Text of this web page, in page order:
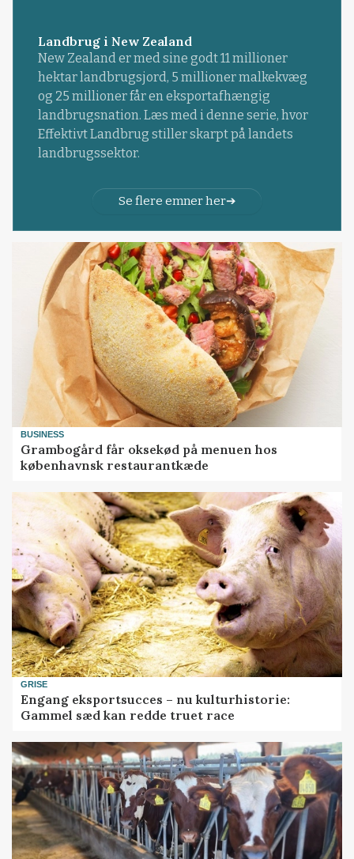
Landbrug i New Zealand
New Zealand er med sine godt 11 millioner
hektar landbrugsjord, 5 millioner malkekvæg
og 25 millioner får en eksportafhængig
landbrugsnation. Læs med i denne serie, hvor
Effektivt Landbrug stiller skarpt på landets
landbrugssektor.
Se flere emner her
BUSINESS
Grambogård får oksekød på menuen hos
københavnsk restaurantkæde
GRISE
Engang eksportsucces – nu kulturhistorie:
Gammel sæd kan redde truet race